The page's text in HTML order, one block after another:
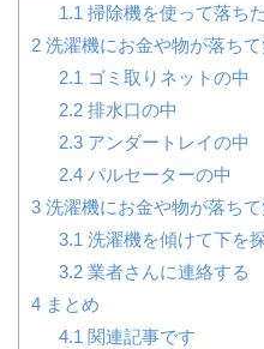
1.1 掃除機を使って落ち
2 洗濯機にお金や物が落ち
2.1 ゴミ取りネットの中
2.2排水口の中
2.3アンダートレイの中
2.4パルセーターの中
3 洗濯機にお金や物が落ち
3.1 洗濯機を傾けて下を
3.2業者さんに連絡する
4 まとめ
4.1 関連記事です